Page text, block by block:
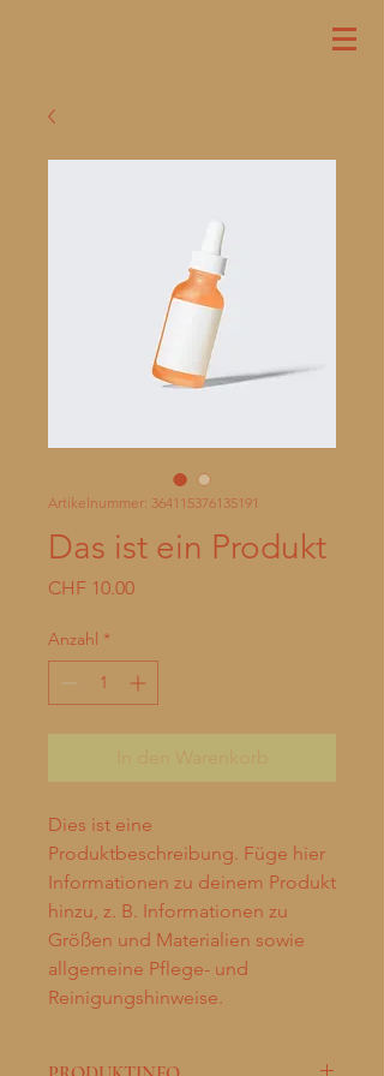
Artikelnummer: 364115376135191
Das ist ein Produkt
CHF 10.00Preis
Anzahl *
In den Warenkorb
Dies ist eine
Produktbeschreibung. Füge hier
Informationen zu deinem Produkt
hinzu, z. B. Informationen zu
Größen und Materialien sowie
allgemeine Pflege- und
Reinigungshinweise.